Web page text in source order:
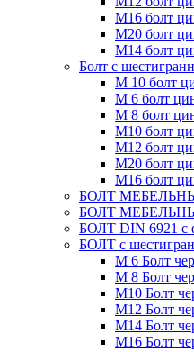
М16 болт
М20 болт
М14 болт
Болт с
М 10 болт
М 6 болт
М 8 болт
М10 болт
М12 болт
М20 болт
М16 болт
БОЛТ
БОЛТ
БОЛТ DIN 6921 c
БОЛТ с
М 6 Болт
М 8 Болт
М10 Болт
М12 Болт
М14 Болт
М16 Болт